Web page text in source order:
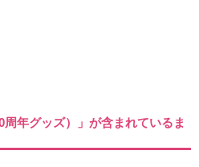
周年グッズ）」が含まれているま